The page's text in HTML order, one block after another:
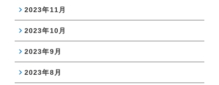
2023年11月
2023年10月
2023年9月
2023年8月